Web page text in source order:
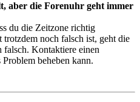
aber die Forenuhr geht immer
du die Zeitzone richtig
trotzdem noch falsch ist, geht die
falsch. Kontaktiere einen
beheben kann.